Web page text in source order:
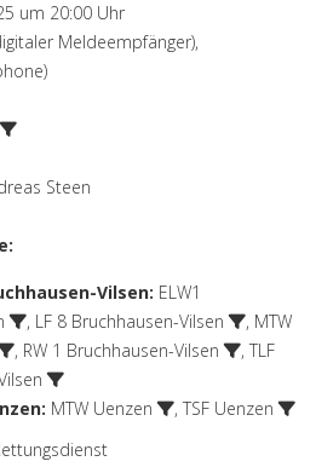
um 20:00 Uhr
Meldeempfänger),
Steen
Vilsen: ELW1
, LF 8 Bruchhausen-Vilsen , MTW
, RW 1 Bruchhausen-Vilsen , TLF
: MTW Uenzen , TSF Uenzen